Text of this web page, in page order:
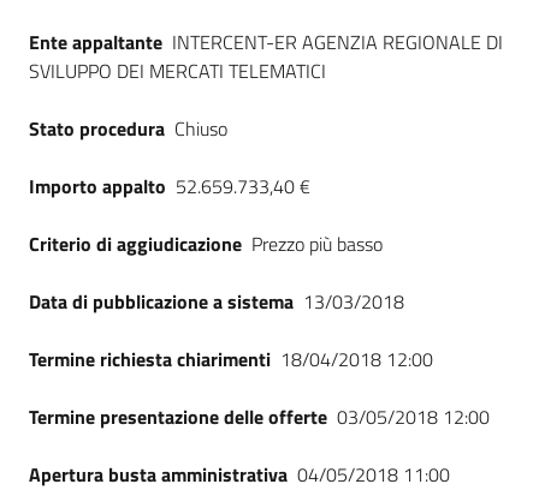
Ente appaltante INTERCENT-ER AGENZIA REGIONALE DI
SVILUPPO DEI MERCATI TELEMATICI
Stato procedura Chiuso
Importo appalto 52.659.733,40 €
Criterio di aggiudicazione Prezzo più basso
Data di pubblicazione a sistema 13/03/2018
Termine richiesta chiarimenti 18/04/2018 12:00
Termine presentazione delle offerte 03/05/2018 12:00
Apertura busta amministrativa 04/05/2018 11:00